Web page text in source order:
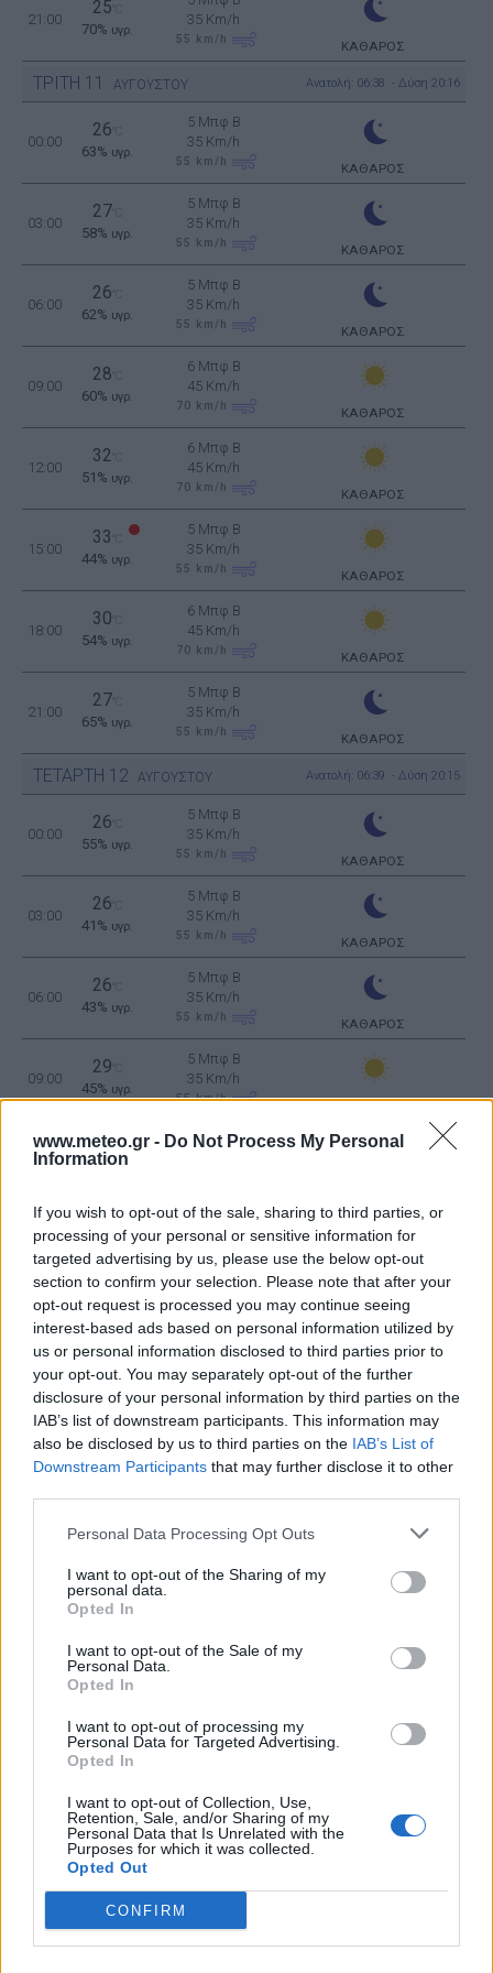
www.meteo.gr - Do Not Process My Personal
Information
If you wish to opt-out of the sale, sharing to third parties, or
processing of your personal or sensitive information for
targeted advertising by us, please use the below opt-out
section to confirm your selection. Please note that after your
opt-out request is processed you may continue seeing
interest-based ads based on personal information utilized by
us or personal information disclosed to third parties prior to
your opt-out. You may separately opt-out of the further
disclosure of your personal information by third parties on the
IAB’s list of downstream participants. This information may
also be disclosed by us to third parties on the IAB’s List of
Downstream Participants that may further disclose it to other
Personal Data Processing Opt Outs
I want to opt-out of the Sharing of my
personal data.
Opted In
I want to opt-out of the Sale of my
Personal Data.
Opted In
I want to opt-out of processing my
Personal Data for Targeted Advertising.
Opted In
I want to opt-out of Collection, Use,
Retention, Sale, and/or Sharing of my
Personal Data that Is Unrelated with the
Purposes for which it was collected.
Opted Out
CONFIRM
21:00
25
70% υγρ.
35 Km/h
55 km/h ΚΑΘΑΡΟΣ
ΤΡΙΤΗ 11 ΑΥΓΟΥΣΤΟΥ Ανατολή: 06:38 - Δύση 20:16
00:00
26
63% υγρ.
5 Μπφ B
35 Km/h
55 km/h ΚΑΘΑΡΟΣ
03:00
27
58% υγρ.
5 Μπφ B
35 Km/h
55 km/h ΚΑΘΑΡΟΣ
06:00
26
62% υγρ.
5 Μπφ B
35 Km/h
55 km/h ΚΑΘΑΡΟΣ
09:00
28
60% υγρ.
6 Μπφ B
45 Km/h
70 km/h ΚΑΘΑΡΟΣ
12:00
32
51% υγρ.
6 Μπφ B
45 Km/h
70 km/h ΚΑΘΑΡΟΣ
15:00
33
44% υγρ.
5 Μπφ B
35 Km/h
55 km/h ΚΑΘΑΡΟΣ
18:00
30
54% υγρ.
6 Μπφ B
45 Km/h
70 km/h ΚΑΘΑΡΟΣ
21:00
27
65% υγρ.
5 Μπφ B
35 Km/h
55 km/h ΚΑΘΑΡΟΣ
ΤΕΤΑΡΤΗ 12 ΑΥΓΟΥΣΤΟΥ Ανατολή: 06:39 - Δύση 20:15
00:00
26
55% υγρ.
5 Μπφ B
35 Km/h
55 km/h ΚΑΘΑΡΟΣ
03:00
26
41% υγρ.
5 Μπφ B
35 Km/h
55 km/h ΚΑΘΑΡΟΣ
06:00
26
43% υγρ.
5 Μπφ B
35 Km/h
55 km/h ΚΑΘΑΡΟΣ
09:00
29
45% υγρ.
5 Μπφ B
35 Km/h
55km/h ΚΑΘΑΡΟΣ
12:00
33°C
34%
5 Μπφ B
15:00
34 °C
33% υγρ.
4 Μπφ B
24 Km/h
ΑΡΚΕΤΑ ΣΥΝΝΕΦΑ
18:00
32°C
38%υγρ.
5 Μπφ B
35 Km/h
km/h ΛΙΓΑ ΣΥΝΝΕΦΑ
21:00
28°C
49%υγρ.
5 Μπφ B
35 Km/h
55km/h
ΠΕΜΠΤΗ13 ΑΥΓΟΥΣΤΟΥ Ανατολή: 06:40 - Δύση 20:13
50%υγρ.
5 Μπφ B
55km/h
27°C
46%υγρ.
5 Μπφ B
27°C
50%
28°C
5 Μπφ B
31°C
50%υγρ.
5 Μπφ B
35 Km/h
15:00
32°C
35 Km/h
55km/h